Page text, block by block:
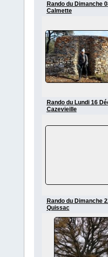
Rando du Dimanche
Calmette
Rando du Lundi 16
Cazevieille
Rando du Dimanche
Quissac